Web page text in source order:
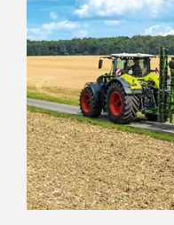
inférieurs de CAT 3,
anneaux d’attelage